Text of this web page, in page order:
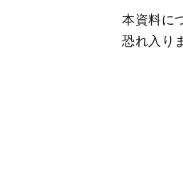
本資料に
恐れ入り